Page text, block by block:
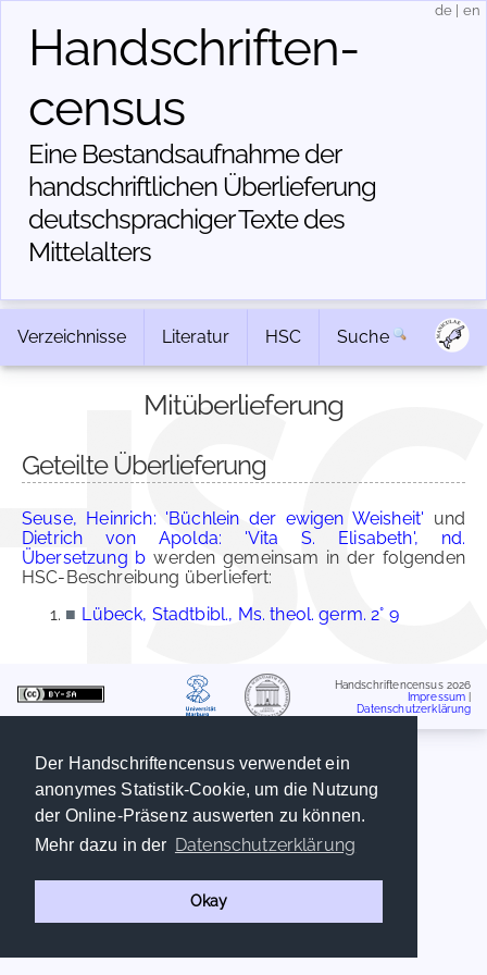
Der Handschriftencensus verwendet ein
anonymes Statistik-Cookie, um die Nutzung
der Online-Präsenz auswerten zu können.
Mehr dazu in der Datenschutzerklärung
Okay
Handschriften­
census
Eine Bestandsaufnahme der
handschriftlichen Über­lieferung
deutschsprachiger Texte des
Mittelalters
de en
Verzeichnisse Literatur HSC Suche
Mitüberlieferung
Geteilte Überlieferung
Seuse, Heinrich: 'Büchlein der ewigen Weisheit' und
Dietrich von Apolda: 'Vita S. Elisabeth', nd.
Übersetzung b werden gemeinsam in der folgenden
HSC-Beschreibung überliefert:
■ Lübeck, Stadtbibl., Ms. theol. germ. 2° 9
Handschriftencensus 2026
Impressum
Datenschutzerklärung